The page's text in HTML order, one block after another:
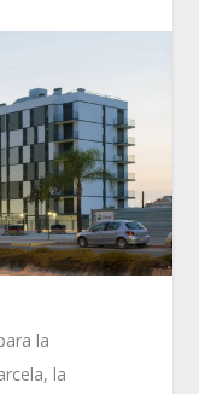
la
la